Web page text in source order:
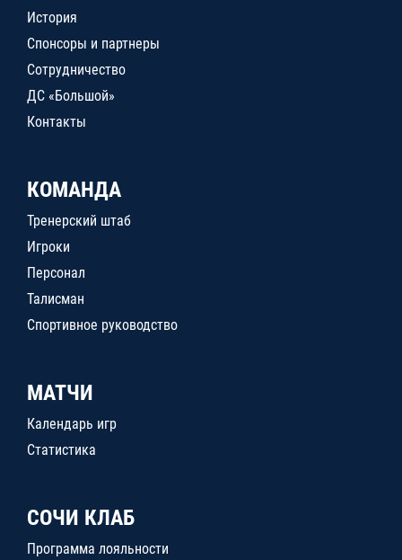
История
Спонсоры и партнеры
Сотрудничество
ДС «Большой»
Контакты
КОМАНДА
Тренерский штаб
Игроки
Персонал
Талисман
Спортивное руководство
МАТЧИ
Календарь игр
Статистика
СОЧИ КЛАБ
Программа лояльности